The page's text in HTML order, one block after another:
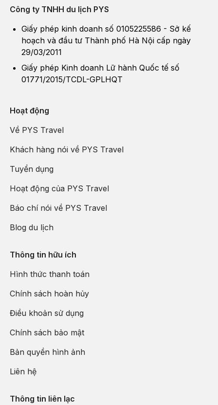
Công ty TNHH du lịch PYS
Giấy phép kinh doanh số 0105225586 - Sở kế
hoạch và đầu tư Thành phố Hà Nội cấp ngày
29/03/2011
Giấy phép Kinh doanh Lữ hành Quốc tế số
01771/2015/TCDL-GPLHQT
Hoạt động
Về PYS Travel
Khách hàng nói về PYS Travel
Tuyển dụng
Hoạt động của PYS Travel
Báo chí nói về PYS Travel
Blog du lịch
Thông tin hữu ích
Hình thức thanh toán
Chính sách hoàn hủy
Điều khoản sử dụng
Chính sách bảo mật
Bản quyền hình ảnh
Liên hệ
Thông tin liên lạc